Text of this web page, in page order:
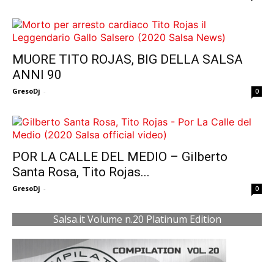
MUORE TITO ROJAS, BIG DELLA SALSA
ANNI 90
GresoDj - 0
POR LA CALLE DEL MEDIO – Gilberto
Santa Rosa, Tito Rojas...
GresoDj - 0
Salsa.it Volume n.20 Platinum Edition